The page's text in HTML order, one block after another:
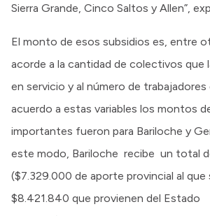
Sierra Grande, Cinco Saltos y Allen”,
El monto de esos subsidios es, entre
acorde a la cantidad de colectivos que
en servicio y al número de
acuerdo a estas variables los montos
importantes fueron para Bariloche y
este modo, Bariloche recibe un total
($7.329.000 de aporte provincial al que
$8.421.840 que provienen del Estado